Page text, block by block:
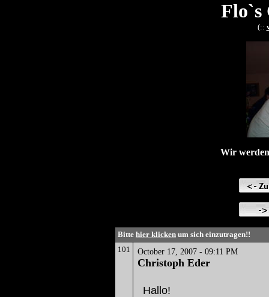
Flo`s
(::
Wir
Bitte hier klicken um sich einzutragen!!
101
October 17, 2007 - 09:11 PM
Christoph Eder
Hallo!